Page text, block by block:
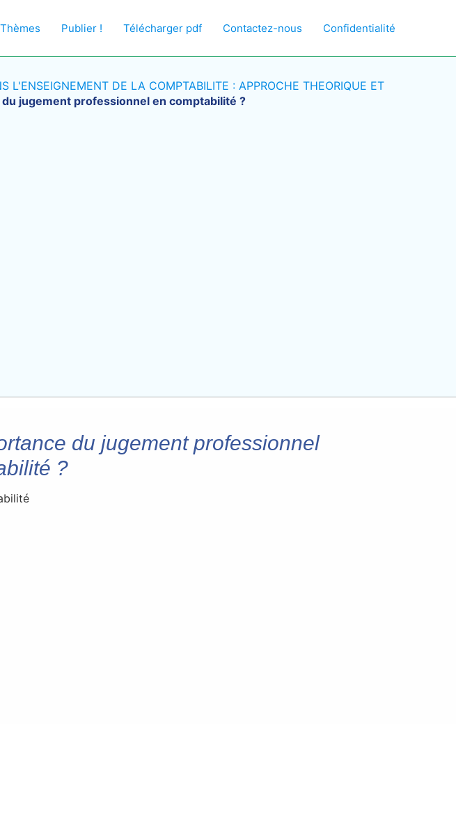
Thèmes Publier ! Télécharger pdf Contactez-nous Confidentialité
L'ENSEIGNEMENT DE LA COMPTABILITE : APPROCHE THEORIQUE ET
jugement professionnel en comptabilité ?
du jugement professionnel
?